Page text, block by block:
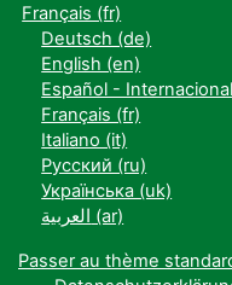
Français ‎(fr)‎
Deutsch ‎(de)‎
English ‎(en)‎
Español -
Français ‎(fr)‎
Italiano ‎(it)‎
Русский ‎(ru)‎
Українська ‎(uk)‎
العربية ‎(ar)‎
Passer au thème